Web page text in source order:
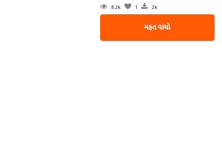
8.2k 1 2k
મફત વાંચો